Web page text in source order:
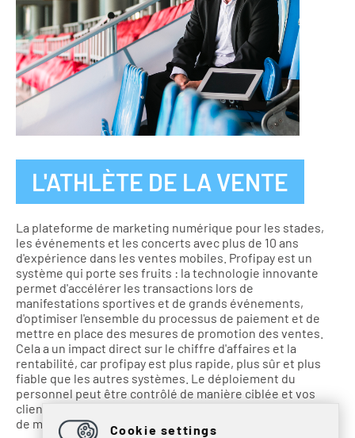
L'ATHLÈTE DE LA VENTE
La plateforme de marketing numérique pour les stades,
les événements et les concerts avec plus de 10 ans
d'expérience dans les ventes mobiles. Profipay est un
système qui porte ses fruits : la technologie innovante
permet d'accélérer les transactions lors de
manifestations sportives et de grands événements,
d'optimiser l'ensemble du processus de paiement et de
mettre en place des mesures de promotion des ventes.
Cela a un impact direct sur le chiffre d'affaires et la
rentabilité, car profipay est plus rapide, plus sûr et plus
fiable que les autres systèmes. Le déploiement du
personnel peut être contrôlé de manière ciblée et vos
clients bénéficient également d'un service plus rapide et
de meilleure qualité.Cookie settings